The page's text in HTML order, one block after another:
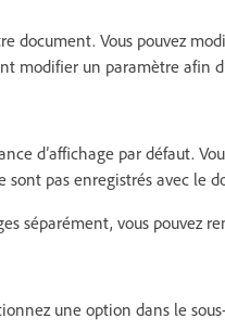
document. Vous pouvez
modifier un paramètre afin
d’affichage par défaut.
sont pas enregistrés avec le
séparément, vous pouvez
une option dans le